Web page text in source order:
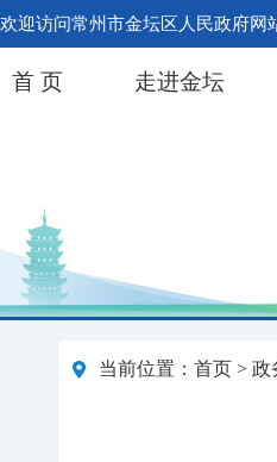
欢迎访问常州市金坛区人民政府网
首 页 走进金坛
当前位置： 首页 > 政